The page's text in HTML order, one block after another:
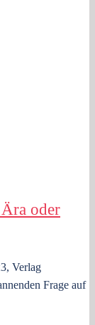
oder
Verlag
Frage auf